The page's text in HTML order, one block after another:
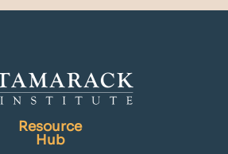
Resource
Hub